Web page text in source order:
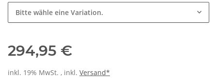
Bitte wähle eine Variation.
294,95 €
inkl. 19% MwSt. , inkl. Versand*